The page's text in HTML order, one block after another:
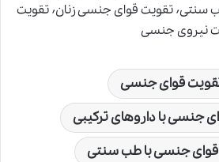
تقویت قوای جنسی در طب سنتی٬ تقویت قوای جنسی زنان٬ تقویت
قوای جنسی
جنسی با داروهای ترکیبی
جنسی با طب سنتی